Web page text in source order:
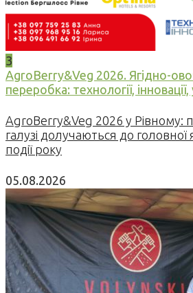
3
AgroBerry&Veg 2026. Ягідно-
переробка: технології, інновації,
AgroBerry&Veg 2026 у Рівному:
галузі долучаються до головної
події року
05.08.2026